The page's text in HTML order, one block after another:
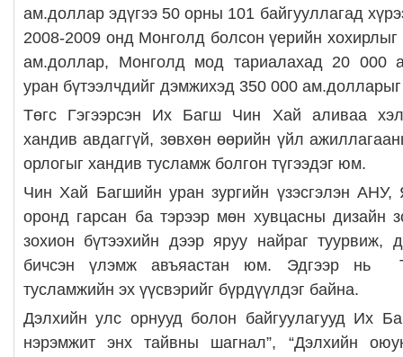
ам.доллар эдүгээ 50 орны 101 байгууллагад
2008-2009 онд Монголд болсон үерийн хохирлыг
ам.доллар, Монголд мод тариалахад 20 000
уран бүтээлчдийг дэмжихэд 350 000
Төгс Гэгээрсэн Их Багш Чин Хай аливаа
хандив авдаггүй, зөвхөн өөрийн үйл
орлогыг хандив тусламж болгон түгээдэг юм.
Чин Хай Багшийн уран зургийн үзэсгэлэн
оронд гарсан ба тэрээр мөн хувцасны дизайн
зохион бүтээхийн дээр яруу найраг туурвиж,
бичсэн үлэмж авъяастан юм. Эдгээр нь
тусламжийн эх үүсвэрийг бүрдүүлдэг байна.
Дэлхийн улс орнууд болон байгуулагууд Их
нэрэмжит энх тайвны шагнал”, “Дэлхийн